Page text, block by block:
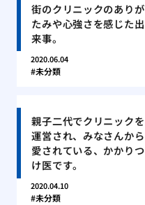
街のクリニックのありが
たみや心強さを感じた出
来事。
2020.06.04
未分類
親子二代でクリニックを
運営され、みなさんから
愛されている、かかりつ
け医です。
2020.04.10
未分類